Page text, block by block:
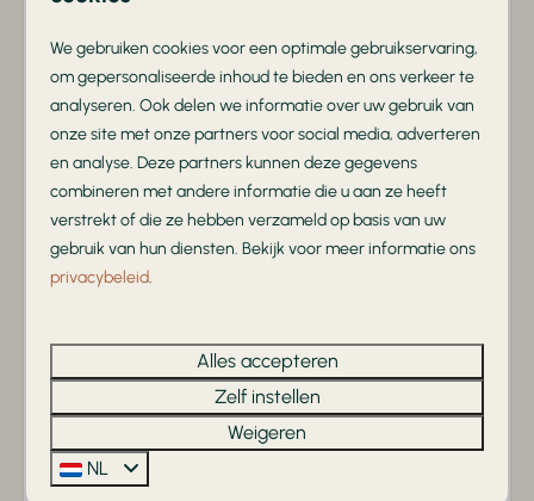
Oplaadpunt elektrische auto
Restaurant
Tussen de Utrechtse Heuvelrug en de Veluwe in
Familievriendelijk
Volop speelplezier, animatie en ruimte voor het hele
gezin
Uitgebreide faciliteiten
Met verwarmd binnen/buitenzwembad, horeca en
grote speeltuinen
We gebruiken cookies voor een optimale gebruikservaring,
om gepersonaliseerde inhoud te bieden en ons verkeer te
analyseren. Ook delen we informatie over uw gebruik van
onze site met onze partners voor social media, adverteren
en analyse. Deze partners kunnen deze gegevens
combineren met andere informatie die u aan ze heeft
verstrekt of die ze hebben verzameld op basis van uw
gebruik van hun diensten. Bekijk voor meer informatie ons
privacybeleid.
Alles accepteren
Zelf instellen
Weigeren
NL